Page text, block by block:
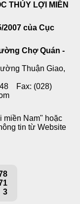
THỦY LỢI MIỀN
2007 của Cục
Chợ Quán -
Thuận Giao,
Fax: (028)
miền Nam" hoặc
tin từ Website
3